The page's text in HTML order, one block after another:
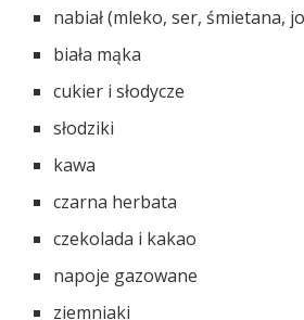
nabiał (mleko, ser, śmietana,
biała mąka
cukier i słodycze
słodziki
kawa
czarna herbata
czekolada i kakao
napoje gazowane
ziemniaki